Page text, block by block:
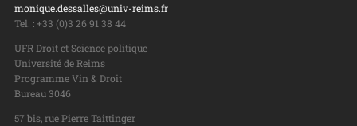
monique.dessalles@univ-reims.fr
Tel. : +33 (0)3 26 91 38 44
UFR Droit et Science politique
Université de Reims
Programme Vin & Droit
Bureau 3046
57 bis, rue Pierre Taittinger